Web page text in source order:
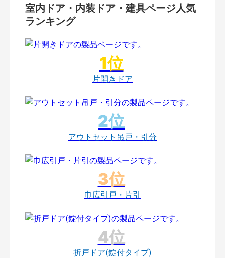
室内ドア・内装ドア・建具ページ人気
ランキング
片開きドア
アウトセット吊戸・引分
巾広引戸・片引
折戸ドア(錠付タイプ)